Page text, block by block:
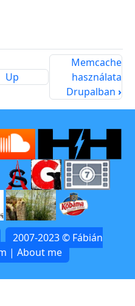
Up
Memcache
használata
Drupalban›
2007-2023 © Fábián
| About me